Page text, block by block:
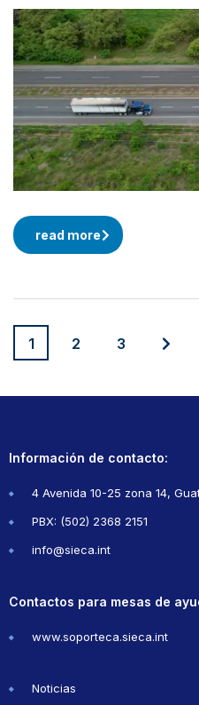
read more
1 2 3
Información de contacto:
4 Avenida 10-25 zona 14,
PBX: (502) 2368 2151
info@sieca.int
Contactos para mesas de
www.soporteca.sieca.int
Noticias